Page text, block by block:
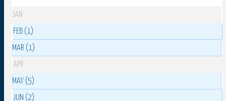
JAN
FEB (1)
MAR (1)
APR
MAY (5)
JUN (2)